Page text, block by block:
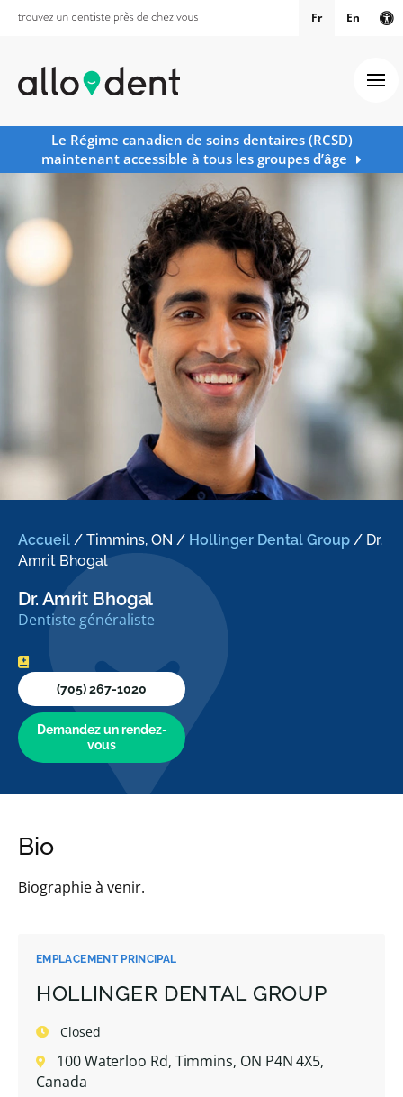
Fr En
Le Régime canadien de soins dentaires (RCSD)
maintenant accessible à tous les groupes d’âge
Accueil / Timmins, ON / Hollinger Dental Group / Dr.
Amrit Bhogal
Dr. Amrit Bhogal
Dentiste généraliste
(705) 267-1020
Demandez un rendez-
vous
EMPLACEMENT PRINCIPAL
HOLLINGER DENTAL GROUP
Closed
100 Waterloo Rd, Timmins, ON P4N 4X5,
Canada
Bio
Biographie à venir.